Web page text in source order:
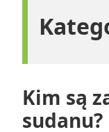
Kim są
sudanu?